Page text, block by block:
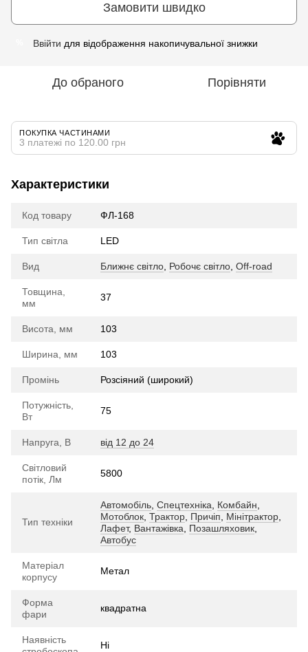
Замовити швидко
Ввійти для відображення накопичувальної знижки
До обраного Порівняти
ПОКУПКА ЧАСТИНАМИ
3 платежі по 120.00 грн
Характеристики
Код товару ФЛ-168
Тип світла LED
Вид Ближнє світло Робочє світло Off-road
Товщина,
мм
37
Висота, мм 103
Ширина, мм 103
Промінь Розсіяний (широкий)
Потужність,
Вт
75
Напруга, В від 12 до 24
Світловий
потік, Лм
5800
Тип техніки
Автомобіль Спецтехніка Комбайн
Мотоблок Трактор Причіп Мінітрактор
Лафет, Вантажівка Позашляховик
Автобус
Матеріал
корпусу
Метал
Форма
фари
квадратна
Наявність
Ні